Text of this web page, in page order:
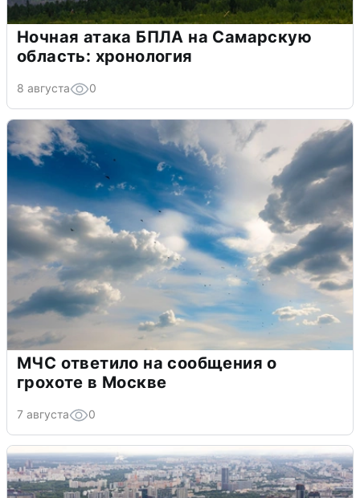
Ночная атака БПЛА на Самарскую
область: хронология
8 августа 0
МЧС ответило на сообщения о
грохоте в Москве
7 августа 0